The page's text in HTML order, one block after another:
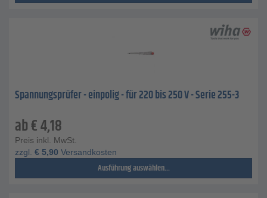
Spannungsprüfer - einpolig - für 220 bis 250 V - Serie 255-3
ab€4,18
Preis inkl. MwSt.
zzgl. € 5,90 Versandkosten
Ausführung auswählen...